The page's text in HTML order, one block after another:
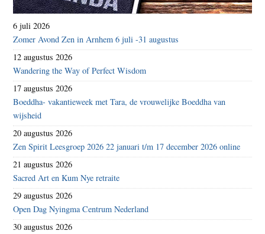
6 juli 2026
Zomer Avond Zen in Arnhem 6 juli -31 augustus
12 augustus 2026
Wandering the Way of Perfect Wisdom
17 augustus 2026
Boeddha- vakantieweek met Tara, de vrouwelijke Boeddha van
wijsheid
20 augustus 2026
Zen Spirit Leesgroep 2026 22 januari t/m 17 december 2026 online
21 augustus 2026
Sacred Art en Kum Nye retraite
29 augustus 2026
Open Dag Nyingma Centrum Nederland
30 augustus 2026